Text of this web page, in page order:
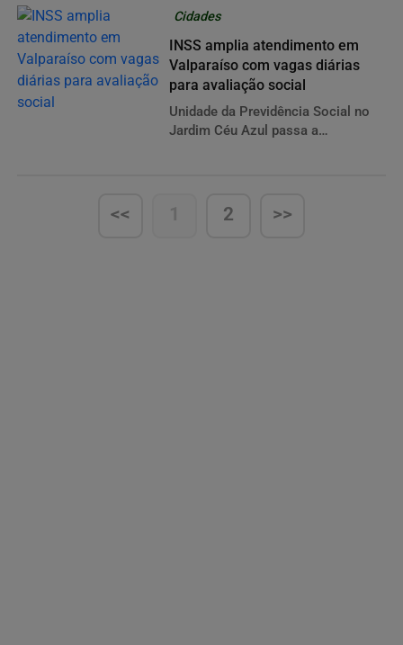
Entorno do Distrito Federal.
Cidades
INSS amplia atendimento em
Valparaíso com vagas diárias
para avaliação social
Unidade da Previdência Social no
Jardim Céu Azul passa a
<< 1 2 >>